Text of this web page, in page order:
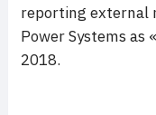
reporting external
Power Systems
2018.